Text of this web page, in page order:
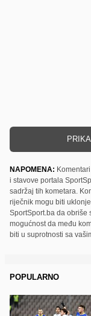
NAPOMENA:
i stavove portala
sadržaj tih kometara.
riječnik mogu biti
SportSport.ba da obriše
mogućnost da među
biti u suprotnosti sa
POPULARNO